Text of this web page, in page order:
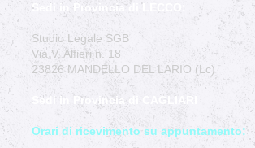
Sedi in Provincia di LECCO:
Studio Legale SGB
Via V. Alfieri n. 18
23826 MANDELLO DEL LARIO (Lc)
Sedi in Provincia di CAGLIARI
Orari di ricevimento su appuntamento: